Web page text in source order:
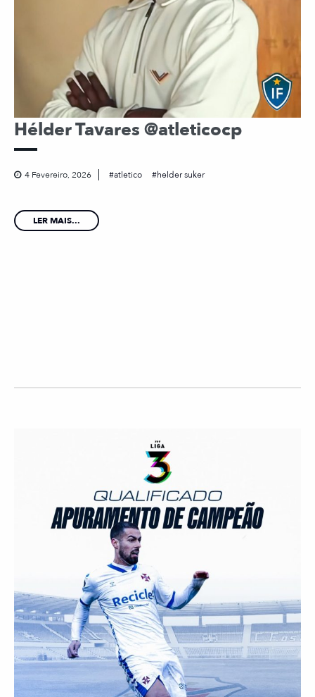
Hélder Tavares @atleticocp
4 Fevereiro, 2026 atletico helder suker
LER MAIS...